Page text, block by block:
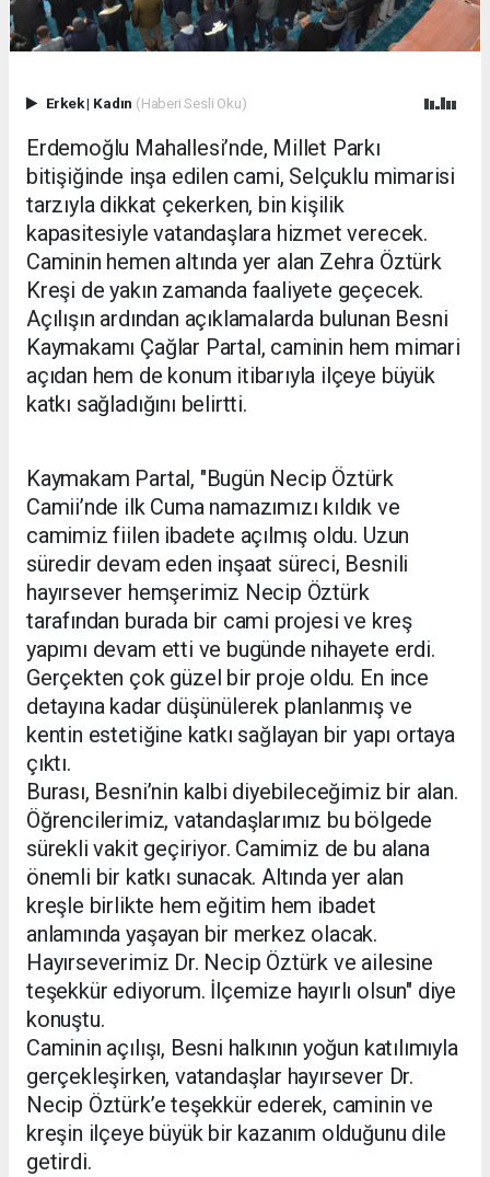
Erkek| Kadın (Haberi Sesli Oku)
Erdemoğlu Mahallesi’nde, Millet Parkı
bitişiğinde inşa edilen cami, Selçuklu mimarisi
tarzıyla dikkat çekerken, bin kişilik
kapasitesiyle vatandaşlara hizmet verecek.
Caminin hemen altında yer alan Zehra Öztürk
Kreşi de yakın zamanda faaliyete geçecek.
Açılışın ardından açıklamalarda bulunan Besni
Kaymakamı Çağlar Partal, caminin hem mimari
açıdan hem de konum itibarıyla ilçeye büyük
katkı sağladığını belirtti.
Kaymakam Partal, "Bugün Necip Öztürk
Camii’nde ilk Cuma namazımızı kıldık ve
camimiz fiilen ibadete açılmış oldu. Uzun
süredir devam eden inşaat süreci, Besnili
hayırsever hemşerimiz Necip Öztürk
tarafından burada bir cami projesi ve kreş
yapımı devam etti ve bugünde nihayete erdi.
Gerçekten çok güzel bir proje oldu. En ince
detayına kadar düşünülerek planlanmış ve
kentin estetiğine katkı sağlayan bir yapı ortaya
çıktı.
Burası, Besni’nin kalbi diyebileceğimiz bir alan.
Öğrencilerimiz, vatandaşlarımız bu bölgede
sürekli vakit geçiriyor. Camimiz de bu alana
önemli bir katkı sunacak. Altında yer alan
kreşle birlikte hem eğitim hem ibadet
anlamında yaşayan bir merkez olacak.
Hayırseverimiz Dr. Necip Öztürk ve ailesine
teşekkür ediyorum. İlçemize hayırlı olsun" diye
konuştu.
Caminin açılışı, Besni halkının yoğun katılımıyla
gerçekleşirken, vatandaşlar hayırsever Dr.
Necip Öztürk’e teşekkür ederek, caminin ve
kreşin ilçeye büyük bir kazanım olduğunu dile
getirdi.